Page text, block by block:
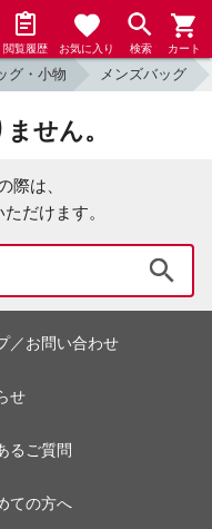
閲覧履歴 お気に入り 検索 カート
グ・小物 メンズバッグ
せん。
際は、
だけます。
／お問い合わせ
せ
るご質問
ての方へ